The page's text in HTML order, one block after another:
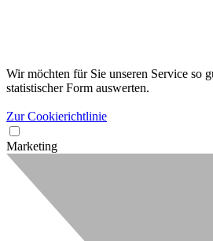
Wir möchten für Sie unseren Service so
statistischer Form auswerten.
Zur Cookierichtlinie
Marketing